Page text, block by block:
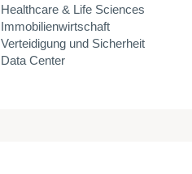
Healthcare & Life Sciences
Immobilienwirtschaft
Verteidigung und Sicherheit
Data Center